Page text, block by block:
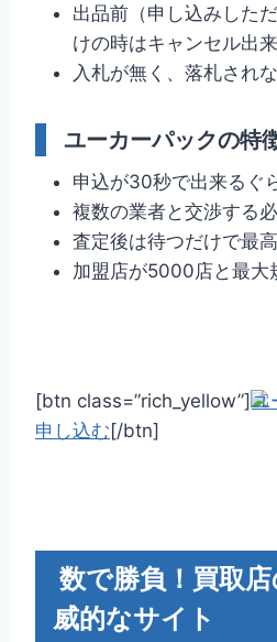
出品前（申し込みした
けの時はキャンセル出来
入札が無く、落札され
ユーカーパックの特
申込が30秒で出来るぐ
複数の業者と交渉する
査定後は待つだけで最
加盟店が5000店と最大
[btn class=”rich_yellow”]ユ
申し込む[/btn]
数で勝負！買取
威的なサイト